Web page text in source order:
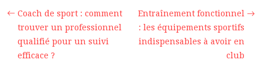
Coach de sport : comment
trouver un professionnel
qualifié pour un suivi
efficace ?
Entraînement fonctionnel
: les équipements sportifs
indispensables à avoir en
club